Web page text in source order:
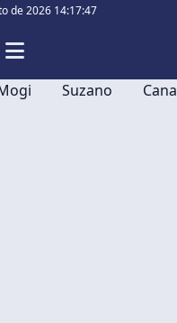
de 2026 14:17:48
Suzano